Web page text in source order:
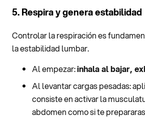
5. Respira y genera estabilidad
Controlar la respiración es
la estabilidad lumbar.
Al empezar:inhala al bajar,
Al levantar cargas pesadas:
consiste en activar la
abdomen como si te